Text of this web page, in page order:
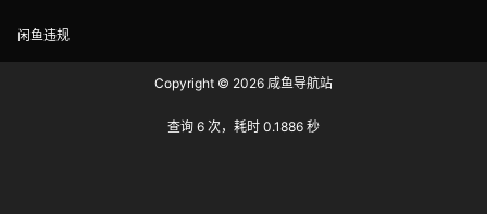
闲鱼违规
Copyright © 2026 咸鱼导航站
查询 6 次，耗时 0.1886 秒